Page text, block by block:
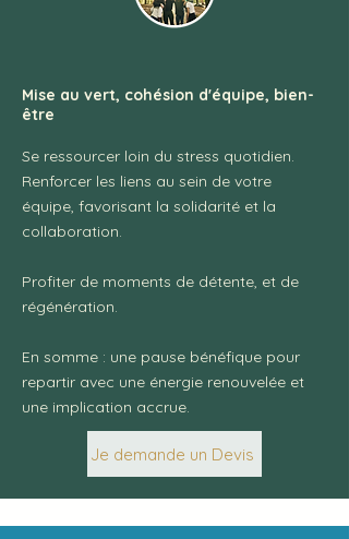
Mise au vert, cohésion d'équipe, bien-
être
Se ressourcer loin du stress quotidien.
Renforcer les liens au sein de votre
équipe, favorisant la solidarité et la
collaboration.
Profiter de moments de détente, et de
régénération.
En somme : une pause bénéfique pour
repartir avec une énergie renouvelée et
une implication accrue.
Je demande un Devis